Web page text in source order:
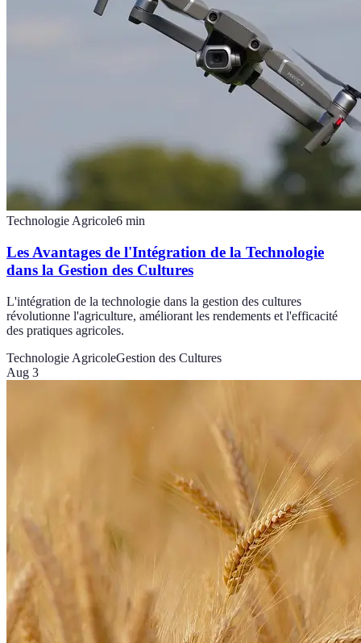
Technologie Agricole6 min
Les Avantages de l'Intégration de la Technologie
dans la Gestion des Cultures
L'intégration de la technologie dans la gestion des cultures
révolutionne l'agriculture, améliorant les rendements et l'efficacité
des pratiques agricoles.
Technologie AgricoleGestion des Cultures
Aug 3